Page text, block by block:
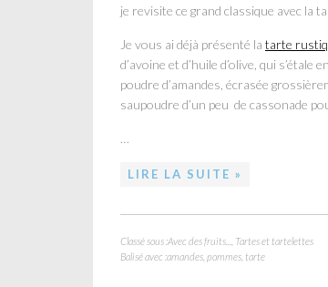
je revisite ce grand classique avec la
Je vous ai déjà présenté la tarte
d’avoine et d’huile d’olive, qui
poudre d’amandes, écrasée
saupoudre d’un peu de cassonade
…
LIRE LA SUITE »
Classé sous :Avec des fruits...
Tartes et tartelettes
Balisé avec :amandes pommes tarte